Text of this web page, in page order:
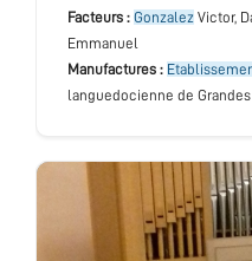
Facteurs : Gonzalez Victor,
Emmanuel
Manufactures :
languedocienne de